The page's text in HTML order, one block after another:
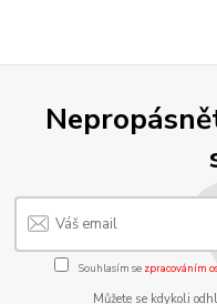
Souhlasím se zpracováním
Můžete se kdykoli